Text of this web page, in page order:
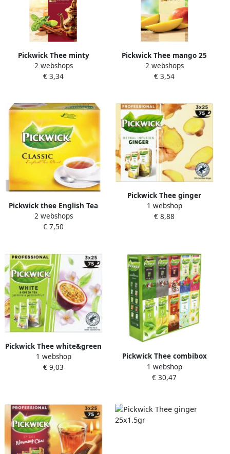
Pickwick Thee minty
morocco 25 zakjes van 2gr
2 webshops
€ 3,34
Pickwick Thee mango 25
zakjes van 1.5gr
2 webshops
€ 3,54
Pickwick thee English Tea
Blend pak van 100 stuks 2 g
per zakje
2 webshops
€ 7,50
Pickwick Thee ginger
25x1.5gr
1 webshop
€ 8,88
Pickwick Thee white&green
jasmin&passionfruit
25x1.5gr
1 webshop
€ 9,03
Pickwick Thee combibox
10x25 zakjes
1 webshop
€ 30,47